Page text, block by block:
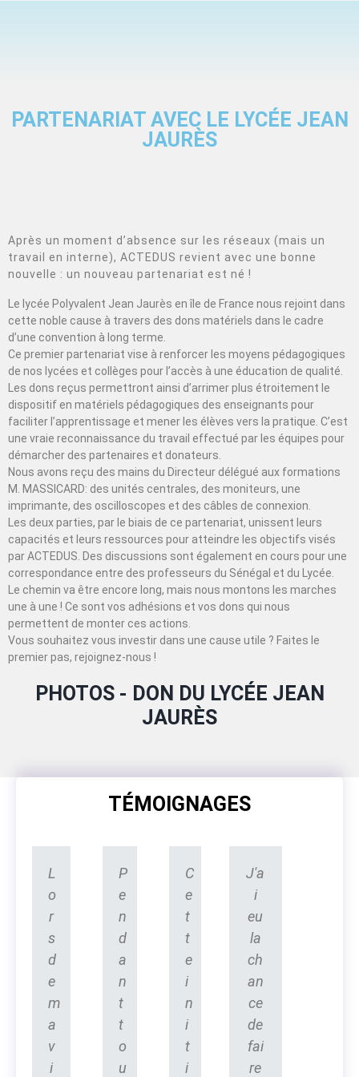
PARTENARIAT AVEC LE LYCÉE JEAN
JAURÈS
Après un moment d’absence sur les réseaux (mais un
travail en interne), ACTEDUS revient avec une bonne
nouvelle : un nouveau partenariat est né !
Le lycée Polyvalent Jean Jaurès en île de France nous rejoint dans
cette noble cause à travers des dons matériels dans le cadre
d’une convention à long terme.
Ce premier partenariat vise à renforcer les moyens pédagogiques
de nos lycées et collèges pour l’accès à une éducation de qualité.
Les dons reçus permettront ainsi d’arrimer plus étroitement le
dispositif en matériels pédagogiques des enseignants pour
faciliter l’apprentissage et mener les élèves vers la pratique. C’est
une vraie reconnaissance du travail effectué par les équipes pour
démarcher des partenaires et donateurs.
Nous avons reçu des mains du Directeur délégué aux formations
M. MASSICARD: des unités centrales, des moniteurs, une
imprimante, des oscilloscopes et des câbles de connexion.
Les deux parties, par le biais de ce partenariat, unissent leurs
capacités et leurs ressources pour atteindre les objectifs visés
par ACTEDUS. Des discussions sont également en cours pour une
correspondance entre des professeurs du Sénégal et du Lycée.
Le chemin va être encore long, mais nous montons les marches
une à une ! Ce sont vos adhésions et vos dons qui nous
permettent de monter ces actions.
Vous souhaitez vous investir dans une cause utile ? Faites le
premier pas, rejoignez-nous !
PHOTOS - DON DU LYCÉE JEAN
JAURÈS
TÉMOIGNAGES
L
o
r
s
d
e
m
a
v
i
P
e
n
d
a
n
t
t
o
u
C
e
t
t
e
i
n
i
t
i
J'a
i
eu
la
ch
an
ce
de
fai
re